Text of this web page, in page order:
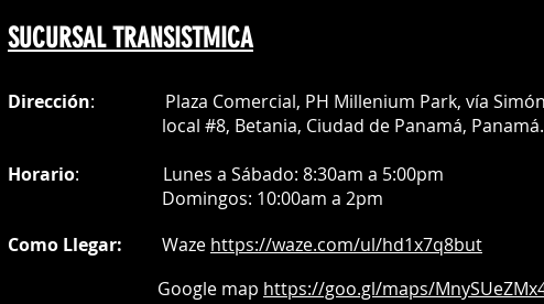
SUCURSAL TRANSISTMICA
Dirección: Plaza Comercial, PH Millenium Park, vía
local #8, Betania, Ciudad de Panamá, Panamá.
Horario: Lunes a Sábado: 8:30am a 5:00pm
Domingos: 10:00am a 2pm
Como Llegar: Waze https://waze.com/ul/hd1x7q8but
Google map https://goo.gl/maps/